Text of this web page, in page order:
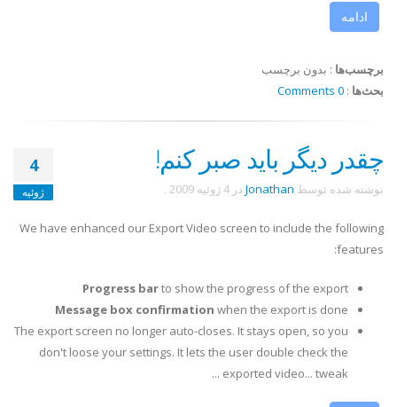
ادامه
برچسب‌ها : بدون برچسب
بحث‌ها :
0 Comments
4
ژوئیه
چقدر دیگر باید صبر کنم!
نوشته شده توسط Jonathan در 4 ژوئیه 2009 .
We have enhanced our Export Video screen to include the following
features:
Progress barto show the progress of the export
Message box confirmation when the export is done
The export screen no longer auto-closes. It stays open, so you
don't loose your settings. It lets the user double check the
exported video... tweak ...